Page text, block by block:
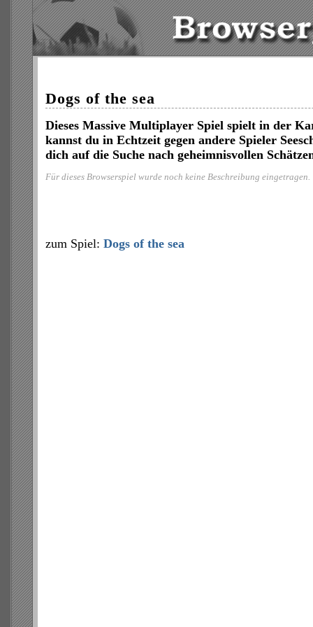
Dogs of the sea
Dieses Massive Multiplayer Spiel spielt in der
kannst du in Echtzeit gegen andere Spieler
dich auf die Suche nach geheimnisvollen
Für dieses Browserspiel wurde noch keine Beschreibung eingetragen.
zum Spiel: Dogs of the sea